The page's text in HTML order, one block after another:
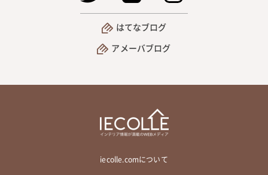
はてなブログ
アメーバブログ
iecolle.comについて